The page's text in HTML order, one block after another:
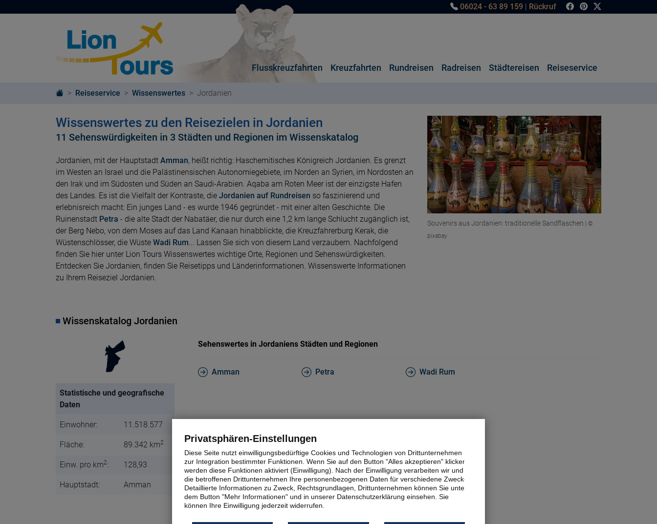
06024 - 63 89 159 | Rückruf
Flusskreuzfahrten Kreuzfahrten Rundreisen Radreisen Städtereisen Reiseservice
Reiseservice Wissenswertes Jordanien
Wissenswertes zu den Reisezielen in Jordanien
11 Sehenswürdigkeiten in 3 Städten und Regionen im Wissenskatalog
Jordanien, mit der Hauptstadt Amman, heißt richtig: Haschemitisches Königreich Jordanien. Es grenzt
im Westen an Israel und die Palästinensischen Autonomiegebiete, im Norden an Syrien, im Nordosten an
den Irak und im Südosten und Süden an Saudi-Arabien. Aqaba am Roten Meer ist der einzigste Hafen
des Landes. Es ist die Vielfalt der Kontraste, die Jordanien auf Rundreisen so faszinierend und
erlebnisreich macht: Ein junges Land - es wurde 1946 gegründet - mit einer alten Geschichte. Die
Ruinenstadt Petra - die alte Stadt der Nabatäer, die nur durch eine 1,2 km lange Schlucht zugänglich ist,
der Berg Nebo, von dem Moses auf das Land Kanaan hinabblickte, die Kreuzfahrerburg Kerak, die
Wüstenschlösser, die Wüste Wadi Rum... Lassen Sie sich von diesem Land verzaubern. Nachfolgend
finden Sie hier unter Lion Tours Wissenswertes wichtige Orte, Regionen und Sehenswürdigkeiten.
Entdecken Sie Jordanien, finden Sie Reisetipps und Länderinformationen. Wissenswerte Informationen
zu Ihrem Reiseziel Jordanien.
Souvenirs aus Jordanien: traditionelle Sandflaschen | ©
pixabay
Wissenskatalog Jordanien
Statistische und geografische
Daten
Einwohner: 11.518.577
Fläche: 89.342 km2
Einw. pro km2: 128,93
Hauptstadt: Amman
Sehenswertes in Jordaniens Städten und Regionen
Amman Petra Wadi Rum
Privatsphären-Einstellungen
Diese Seite nutzt einwilligungsbedürftige Cookies und Technologien von Drittunternehmen
zur Integration bestimmter Funktionen. Wenn Sie auf den Button "Alles akzeptieren" klicken,
werden diese Funktionen aktiviert (Einwilligung). Nach der Einwilligung verarbeiten wir und
die betroffenen Drittunternehmen Ihre personenbezogenen Daten für verschiedene Zwecke.
Detaillierte Informationen zu Zweck, Rechtsgrundlagen, Drittunternehmen können Sie unter
dem Button "Mehr Informationen" und in unserer Datenschutzerklärung einsehen. Sie
können Ihre Einwilligung jederzeit widerrufen.